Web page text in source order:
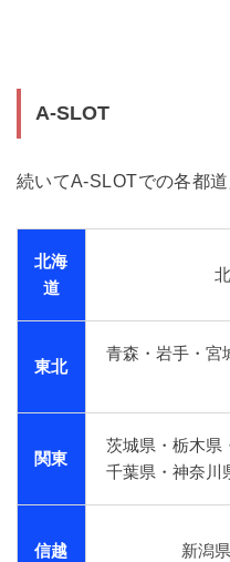
A-SLOT
続いてA-SLOTでの各都
北海
道
東北
青森・岩手・宮
関東
茨城県・栃木県
千葉県・神奈川
信越 新潟